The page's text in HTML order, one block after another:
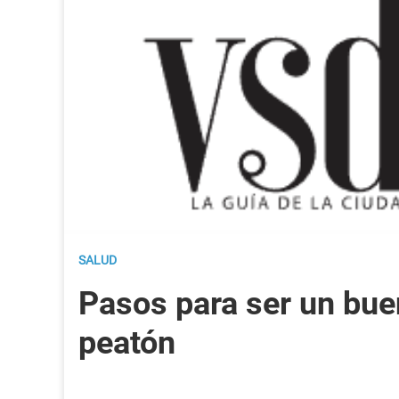
SALUD
Pasos para ser un
peatón